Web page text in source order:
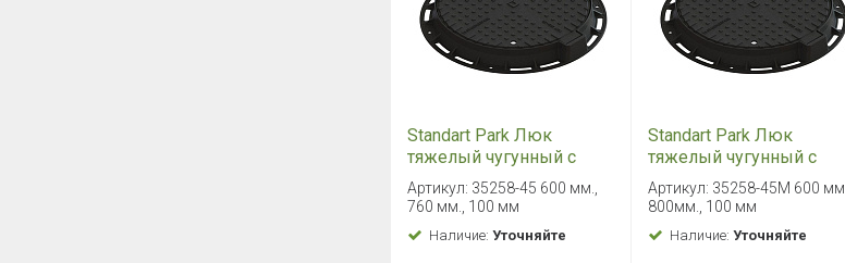
Standart Park Люк
тяжелый чугунный с
запорным устройством с
уплотняющей
Артикул: 35258-45 600 мм.,
760 мм., 100 мм
Наличие: Уточняйте
Standart Park Люк
тяжелый чугунный с
запорным устройством с
уплотняющей
Артикул: 35258-45М 600 мм.,
800мм., 100 мм
Наличие:Уточняйте